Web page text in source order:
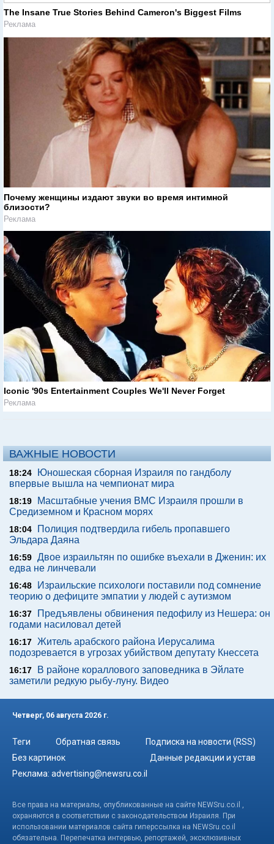
The Insane True Stories Behind Cameron's Biggest Films
Реклама
Почему женщины издают звуки во время интимной
близости?
Реклама
Iconic '90s Entertainment Couples We'll Never Forget
Реклама
ВАЖНЫЕ НОВОСТИ
18:24
Юношеская сборная Израиля по гандболу
впервые вышла на чемпионат мира
18:19
Масштабные учения ВМС Израиля прошли в
Средиземном и Красном морях
18:04
Полиция подтвердила гибель пропавшего
Эльдара Даяна
16:59 Двое израильтян по ошибке въехали в Дженин: их
едва не линчевали
16:48
Израильские психологи поставили под сомнение
теорию о дефиците эмпатии у людей с аутизмом
16:37
Предъявлены обвинения педофилу из Нешера: он
годами насиловал детей
16:17 Житель арабского района Иерусалима
подозревается в угрозах убийством депутату Кнессета
16:17
В районе кораллового заповедника в Эйлате
заметили редкую рыбу-луну. Видео
Четверг, 06 августа 2026 г.
Теги Обратная связь
Подписка на новости (RSS)
Без картинок
Данные редакции и устав
Реклама: advertising@newsru.co.il
Все права на материалы, опубликованные на сайте NEWSru.co.il ,
охраняются в соответствии с законодательством Израиля. При
использовании материалов сайта гиперссылка на NEWSru.co.il
обязательна. Перепечатка интервью, репортажей, эксклюзивных